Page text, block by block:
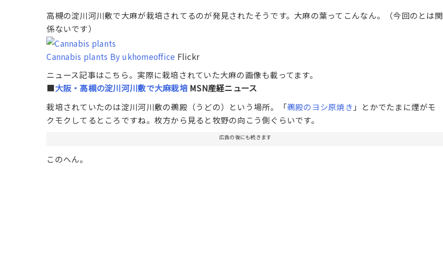
高槻の淀川河川敷で大麻が栽培されてるのが発見されたそうです。大麻の葉ってこんなん。（今回のとは関
係ないです）
Cannabis plants By ukhomeoffice Flickr
ニュース記事はこちら。実際に栽培されていた大麻の画像も載ってます。
■大阪・高槻の淀川河川敷で大麻栽培MSN産経ニュース
栽培されていたのは淀川河川敷の鵜殿（うどの）という場所。「鵜殿のヨシ原焼き 」とかでたまに煙がモ
クモクしてるところですね。枚方から見ると牧野の向こう側ぐらいです。
広告の後にも続きます
このへん。